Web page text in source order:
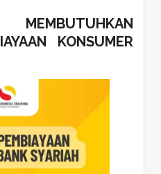
MEMBUTUHKAN
KONSUMER